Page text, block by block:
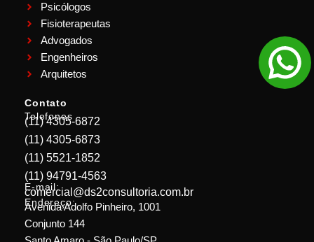
Psicólogos
Fisioterapeutas
Advogados
Engenheiros
Arquitetos
Contato
Telefones
(11) 4305-6872
(11) 4305-6873
(11) 5521-1852
(11) 94791-4563
E-mail:
comercial@ds2consultoria.com.br
Endereço:
Avenida Adolfo Pinheiro, 1001
Conjunto 144